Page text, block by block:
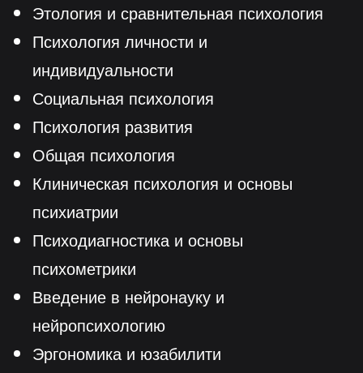
Этология и сравнительная психология
Психология личности и
индивидуальности
Социальная психология
Психология развития
Общая психология
Клиническая психология и основы
психиатрии
Психодиагностика и основы
психометрики
Введение в нейронауку и
нейропсихологию
Эргономика и юзабилити